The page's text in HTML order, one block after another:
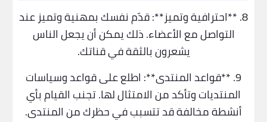
8. **احترافية وتميز**: قدّم نفسك بمهنية وتميز عند
التواصل مع الأعضاء. ذلك يمكن أن يجعل الناس
يشعرون بالثقة في قناتك.
9. **قواعد المنتدى**: اطلع على قواعد وسياسات
المنتديات وتأكد من الامتثال لها. تجنب القيام بأي
أنشطة مخالفة قد تتسبب في حظرك من المنتدى.